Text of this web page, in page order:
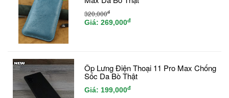
320,000đ
Giá: 269,000đ
Ốp Lưng Điện Thoại 11 Pro Max Chống
Sốc Da Bò Thật
Giá: 199,000đ